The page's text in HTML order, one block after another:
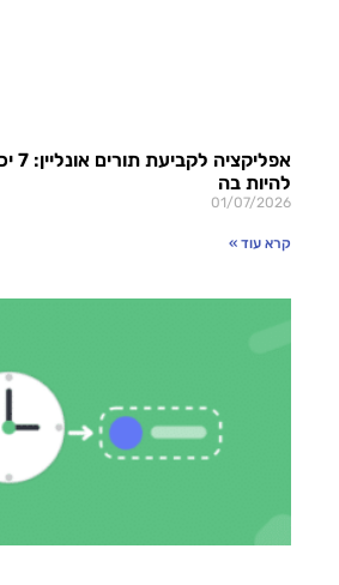
להיות בה
01/07/2026
קרא עוד »